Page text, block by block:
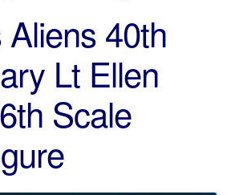
Aliens 40th
Lt Ellen
Scale